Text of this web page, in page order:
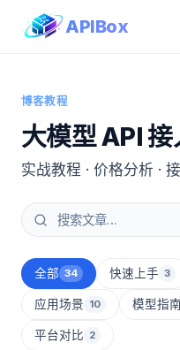
APIBox
博客教程
大模型 API
实战教程 · 价格分析 ·
全部 34 快速上手 3
应用场景 10 模型指南
平台对比 2